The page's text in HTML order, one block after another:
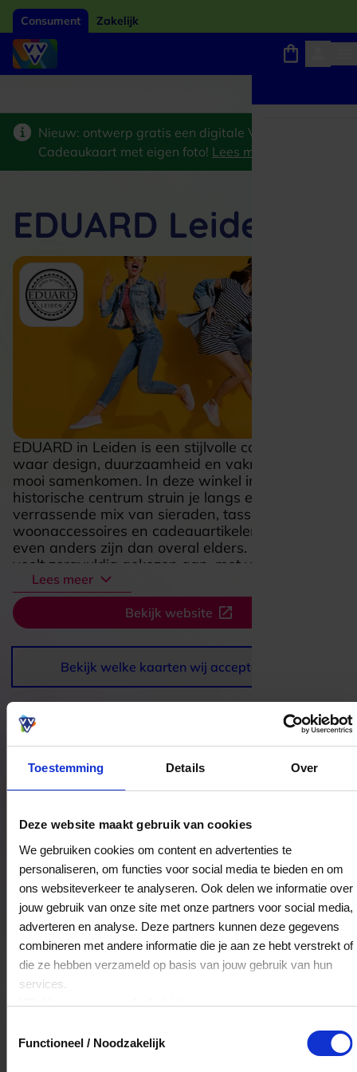
Toestemming Details Over
Deze website maakt gebruik van cookies
We gebruiken cookies om content en advertenties te
personaliseren, om functies voor social media te bieden en om
ons websiteverkeer te analyseren. Ook delen we informatie over
jouw gebruik van onze site met onze partners voor social media,
adverteren en analyse. Deze partners kunnen deze gegevens
combineren met andere informatie die je aan ze hebt verstrekt of
die ze hebben verzameld op basis van jouw gebruik van hun
services.
Klikhiervoor ons cookiebeleid.
Functioneel / Noodzakelijk
Consument Zakelijk
Nieuw: ontwerp gratis een digitale VVV
Cadeaukaart met eigen foto! Lees meer
EDUARD in Leiden is een stijlvolle conceptstore
waar design, duurzaamheid en vakmanschap
mooi samenkomen. In deze winkel in het
historische centrum struin je langs een
verrassende mix van sieraden, tassen,
woonaccessoires en cadeauartikelen die net
even anders zijn dan overal elders. De collectie
voelt zorgvuldig gekozen aan, met veel aandacht
voor mooie materialen, Nederlandse makers,
handwerk en hergebruik. Dat maakt een bezoek
aan EDUARD extra aantrekkelijk als je houdt van
originele vondsten met karakter. De sfeer is
warm en inspirerend, waardoor je vanzelf rustig
rondkijkt en telkens iets nieuws ontdekt, of je nu
binnenloopt voor een bijzonder sieraad, een
stijlvolle tas of een mooi item voor in huis.
Lees meer
Bekijk website
EDUARD Leiden
Bekijk welke kaarten wij accepteren
Bestedingslocaties
EDUARD Leiden
Hooglandse Kerkgracht 6
2312HT Leiden
Veelgestelde Vragen
Het volledige saldo op de VVV cadeaukaart